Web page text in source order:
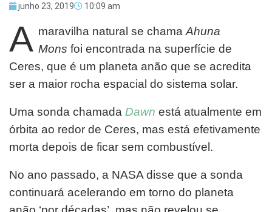
junho 23, 2019 10:09 am
A maravilha natural se chama Ahuna
Mons foi encontrada na superfície de
Ceres, que é um planeta anão que se acredita
ser a maior rocha espacial do sistema solar.
Uma sonda chamada Dawn está atualmente em
órbita ao redor de Ceres, mas está efetivamente
morta depois de ficar sem combustível.
No ano passado, a NASA disse que a sonda
continuará acelerando em torno do planeta